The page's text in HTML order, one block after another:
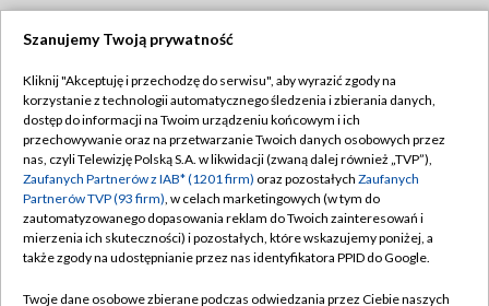
TVP
Abonament TVP
Emisja w TVP
Centrum informacji TVP
Naziemna Telewizja Cyfrowa
Regulamin TVP
Polityka prywatności
Moje zgody
Pomoc
Szanujemy Twoją prywatność
Kliknij "Akceptuję i przechodzę do serwisu", aby wyrazić zgody na
korzystanie z technologii automatycznego śledzenia i zbierania danych,
dostęp do informacji na Twoim urządzeniu końcowym i ich
przechowywanie oraz na przetwarzanie Twoich danych osobowych przez
nas, czyli Telewizję Polską S.A. w likwidacji (zwaną dalej również „TVP”),
Zaufanych Partnerów z IAB* (1201 firm) oraz pozostałych Zaufanych
Partnerów TVP (93 firm), w celach marketingowych (w tym do
zautomatyzowanego dopasowania reklam do Twoich zainteresowań i
mierzenia ich skuteczności) i pozostałych, które wskazujemy poniżej, a
także zgody na udostępnianie przez nas identyfikatora PPID do Google.
Twoje dane osobowe zbierane podczas odwiedzania przez Ciebie naszych